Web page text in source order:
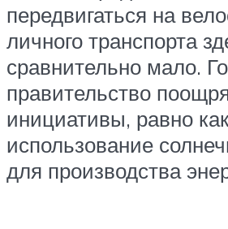
передвигаться на
личного транспорта
сравнительно мало.
правительство
инициативы, равно
использование
для производства